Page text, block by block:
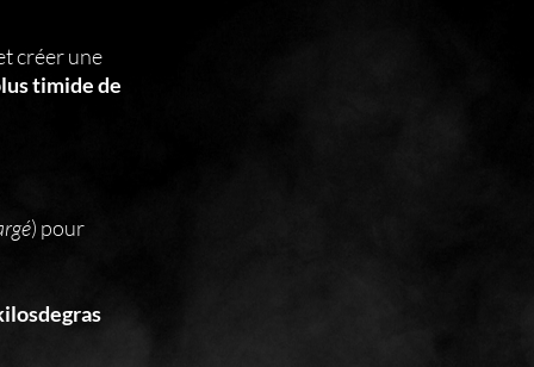
créer une
timide de
) pour